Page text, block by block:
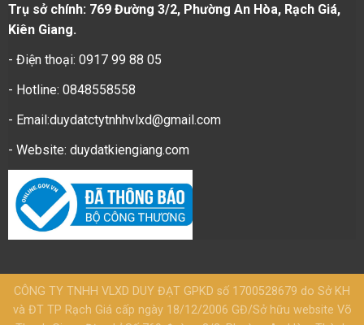
Trụ sở chính: 769 Đường 3/2, Phường An Hòa, Rạch Giá,
Kiên Giang.
- Điện thoại: 0917 99 88 05
- Hotline: 0848558558
- Email:duydatctytnhhvlxd@gmail.com
- Website: duydatkiengiang.com
CÔNG TY TNHH VLXD DUY ĐẠT GPKD số 1700528679 do Sở KH
và ĐT TP Rạch Giá cấp ngày 18/12/2006 GĐ/Sở hữu website Võ